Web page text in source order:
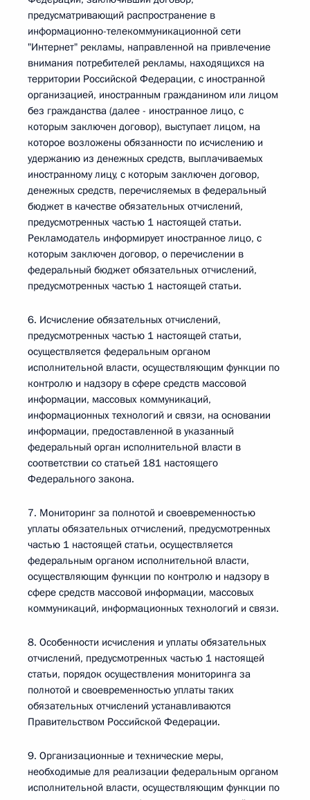
предусматривающий распространение в
информационно-телекоммуникационной сети
"Интернет" рекламы, направленной на привлечение
внимания потребителей рекламы, находящихся на
территории Российской Федерации, с иностранной
организацией, иностранным гражданином или лицом
без гражданства (далее - иностранное лицо, с
которым заключен договор), выступает лицом, на
которое возложены обязанности по исчислению и
удержанию из денежных средств, выплачиваемых
иностранному лицу, с которым заключен договор,
денежных средств, перечисляемых в федеральный
бюджет в качестве обязательных отчислений,
предусмотренных частью 1 настоящей статьи.
Рекламодатель информирует иностранное лицо, с
которым заключен договор, о перечислении в
федеральный бюджет обязательных отчислений,
предусмотренных частью 1 настоящей статьи.
6. Исчисление обязательных отчислений,
предусмотренных частью 1 настоящей статьи,
осуществляется федеральным органом
исполнительной власти, осуществляющим функции по
контролю и надзору в сфере средств массовой
информации, массовых коммуникаций,
информационных технологий и связи, на основании
информации, предоставленной в указанный
федеральный орган исполнительной власти в
соответствии со статьей 181 настоящего
Федерального закона.
7. Мониторинг за полнотой и своевременностью
уплаты обязательных отчислений, предусмотренных
частью 1 настоящей статьи, осуществляется
федеральным органом исполнительной власти,
осуществляющим функции по контролю и надзору в
сфере средств массовой информации, массовых
коммуникаций, информационных технологий и связи.
8. Особенности исчисления и уплаты обязательных
отчислений, предусмотренных частью 1 настоящей
статьи, порядок осуществления мониторинга за
полнотой и своевременностью уплаты таких
обязательных отчислений устанавливаются
Правительством Российской Федерации.
9. Организационные и технические меры,
необходимые для реализации федеральным органом
исполнительной власти, осуществляющим функции по